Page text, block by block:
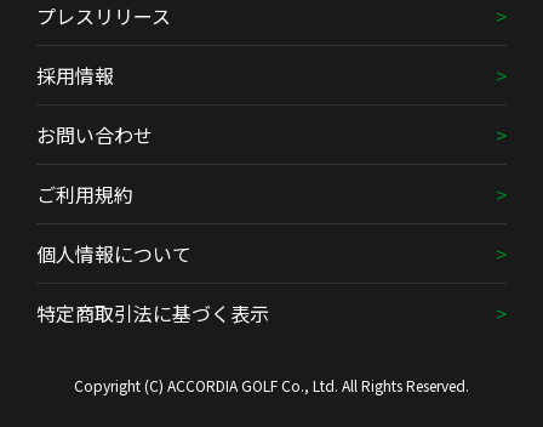
プレスリリース
採用情報
お問い合わせ
ご利用規約
個人情報について
特定商取引法に基づく表示
Copyright (C) ACCORDIA GOLF Co., Ltd. All Rights Reserved.